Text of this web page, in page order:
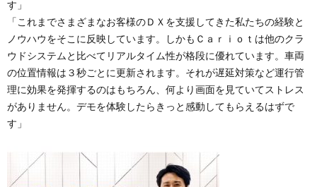
す」
「これまでさまざまなお客様のＤＸを支援してきた私たちの経験と
ノウハウをそこに反映しています。しかもＣａｒｉｏｔは他のクラ
ウドシステムと比べてリアルタイム性が格段に優れています。車両
の位置情報は３秒ごとに更新されます。それが遅延対策など運行管
理に効果を発揮するのはもちろん、何より画面を見ていてストレス
がありません。デモを体験したらきっと感動してもらえるはずで
す」